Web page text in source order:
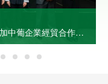
中葡企業經貿合作洽